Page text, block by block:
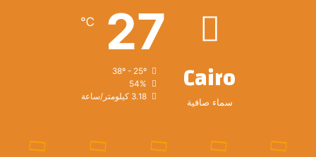
Cairo
سماء صافية
27
℃
38º - 25º
54%
3.18 كيلومتر/ساعة